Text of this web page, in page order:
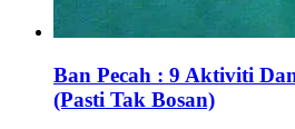
Ban Pecah : 9 Aktiviti
(Pasti Tak Bosan)